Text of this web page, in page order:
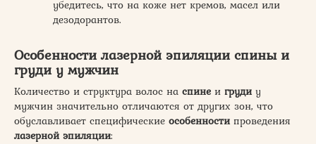
убедитесь, что на коже нет кремов, масел или
дезодорантов.
Особенности лазерной эпиляции спины и
груди у мужчин
Количество и структура волос на спине и грудиу
мужчин значительно отличаются от других зон, что
обуславливает специфические особенностипроведения
лазерной эпиляции: